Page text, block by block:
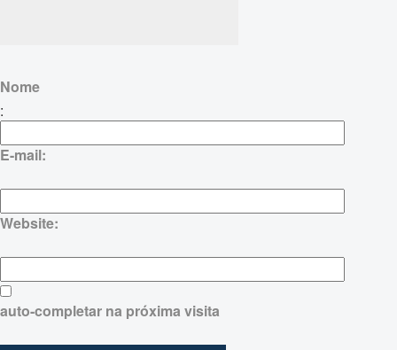
Nome
:
E-mail:
Website:
auto-completar na próxima visita